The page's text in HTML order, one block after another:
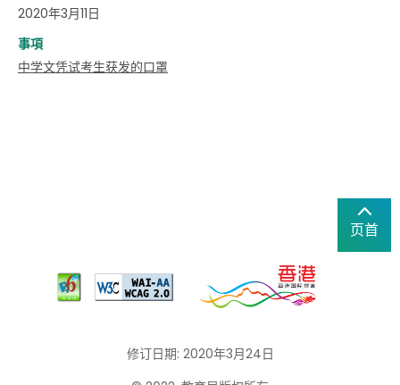
2020年3月11日
事項
中学文凭试考生获发的口罩
页首
修订日期: 2020年3月24日